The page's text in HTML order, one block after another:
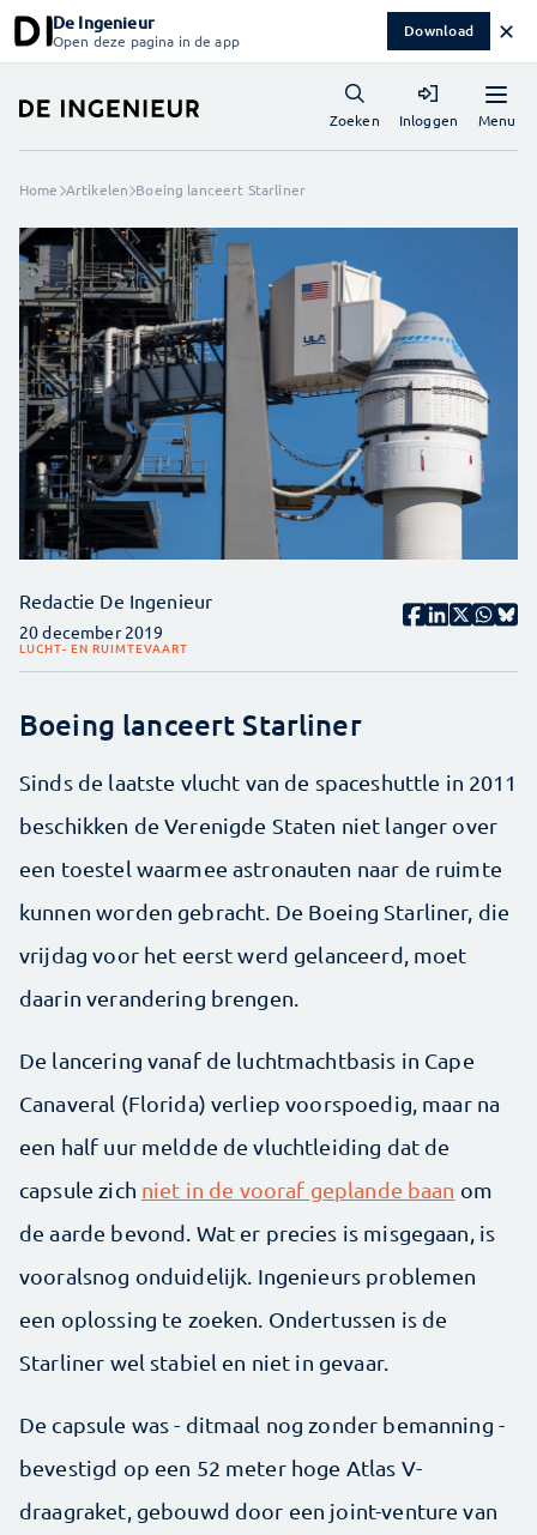
De Ingenieur
Open deze pagina in de app Download ✕
Menu
Zoeken Inloggen
Home Artikelen Boeing lanceert Starliner
Redactie De Ingenieur
20 december 2019
LUCHT- EN RUIMTEVAART
Boeing lanceert Starliner
Sinds de laatste vlucht van de spaceshuttle in 2011
beschikken de Verenigde Staten niet langer over
een toestel waarmee astronauten naar de ruimte
kunnen worden gebracht. De Boeing Starliner, die
vrijdag voor het eerst werd gelanceerd, moet
daarin verandering brengen.
De lancering vanaf de luchtmachtbasis in Cape
Canaveral (Florida) verliep voorspoedig, maar na
een half uur meldde de vluchtleiding dat de
capsule zich niet in de vooraf geplande baan om
de aarde bevond. Wat er precies is misgegaan, is
vooralsnog onduidelijk. Ingenieurs problemen
een oplossing te zoeken. Ondertussen is de
Starliner wel stabiel en niet in gevaar.
De capsule was - ditmaal nog zonder bemanning -
bevestigd op een 52 meter hoge Atlas V-
draagraket, gebouwd door een joint-venture van